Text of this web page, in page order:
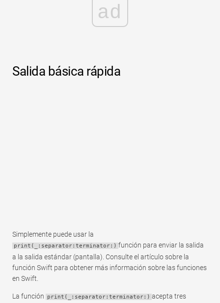
Noticias
Rápido
ad
Salida básica rápida
Simplemente puede usar la
print(_:separator:terminator:) función para enviar la salida
a la salida estándar (pantalla). Consulte el artículo sobre la
función Swift para obtener más información sobre las funciones
en Swift.
La función print(_:separator:terminator:) acepta tres